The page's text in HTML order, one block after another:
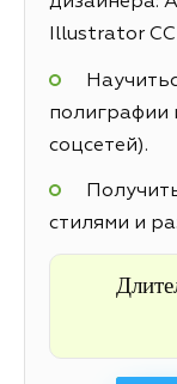
Illustrator CC
полиграфии
соцсетей).
стилями и